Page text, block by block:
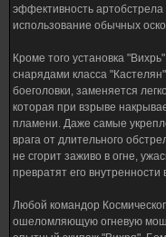
эффективность
использование обычных
Кроме того установка
снарядами класса
боеголовки, заменяется
которая при взрыве
пламени. Даже самые
врага от длительного
не сгорит заживо в огне,
превратят его внутренности
Любой командор
ошеломляющую огневую